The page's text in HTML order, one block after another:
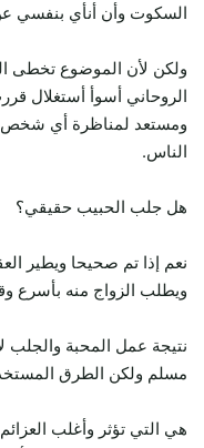
السكوت وأن أنأي بنفسي
ولكن لأن الموضوع تخطى
الروحاني أسوأ أستغلال
ومستعد لمناظرة أي شخص
الناس.
هل جلب الحبيب حقيقي؟
نعم إذا تم صحيحا ويطير
ويطلب الزواج منه بأسرع
نتيجة عمل المحبة والجلب
مسلم ولكن الطرق
هي التي تؤثر وأغلب